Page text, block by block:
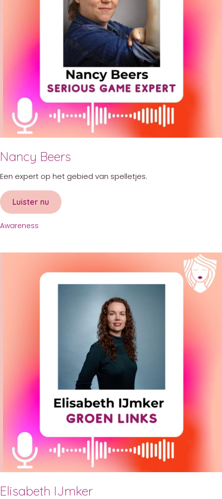
Nancy Beers
Een expert op het gebied van spelletjes.
Luister nu about Nancy Beers
Awareness
Elisabeth IJmker